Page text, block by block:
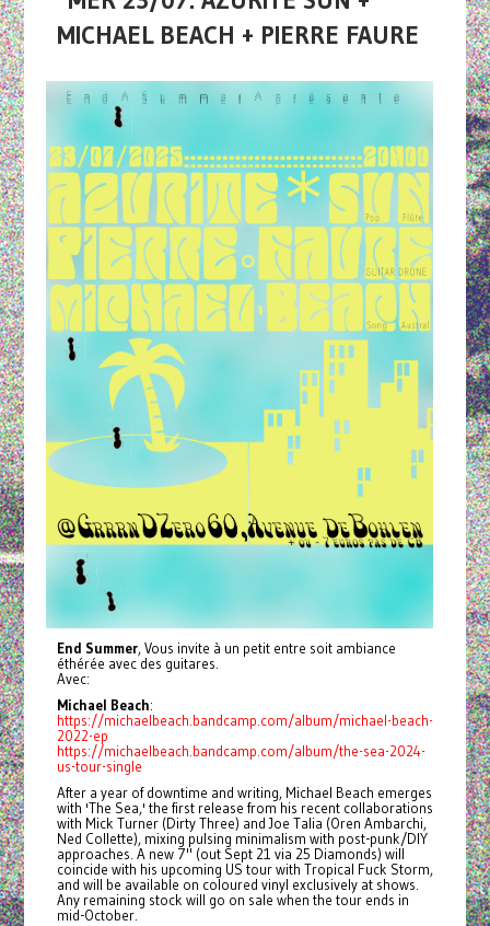
MICHAEL BEACH + PIERRE FAURE
End Summer, Vous invite à un petit entre soit ambiance
éthérée avec des guitares.
Avec:
Michael Beach:
https://michaelbeach.bandcamp.com/album/michael-beach-
2022-ep
https://michaelbeach.bandcamp.com/album/the-sea-2024-
us-tour-single
After a year of downtime and writing, Michael Beach emerges
with 'The Sea,' the first release from his recent collaborations
with Mick Turner (Dirty Three) and Joe Talia (Oren Ambarchi,
Ned Collette), mixing pulsing minimalism with post-punk/DIY
approaches. A new 7" (out Sept 21 via 25 Diamonds) will
coincide with his upcoming US tour with Tropical Fuck Storm,
and will be available on coloured vinyl exclusively at shows.
Any remaining stock will go on sale when the tour ends in
mid-October.